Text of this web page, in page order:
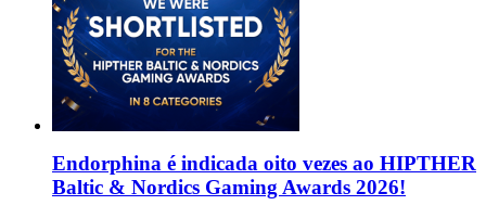
Endorphina é indicada oito vezes ao HIPTHER
Baltic & Nordics Gaming Awards 2026!